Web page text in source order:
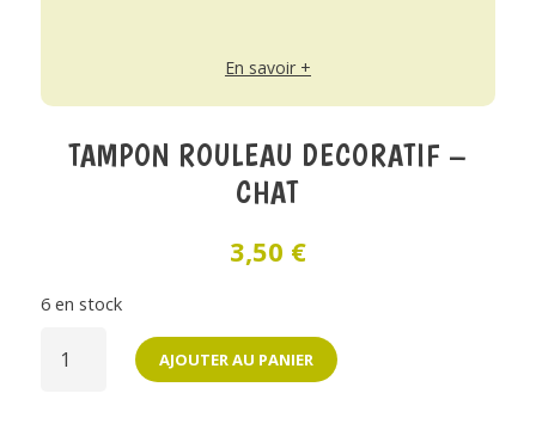
En savoir +
TAMPON ROULEAU DECORATIF –
CHAT
3,50 €
6 en stock
DE
TAMPON AJOUTER AU PANIER